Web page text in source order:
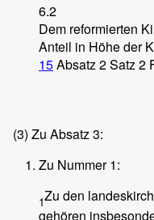
6.2
Dem reformierten
Anteil in Höhe der
15Absatz 2 Satz 2
(3) Zu Absatz 3:
Zu Nummer 1:
1Zu den
gehören